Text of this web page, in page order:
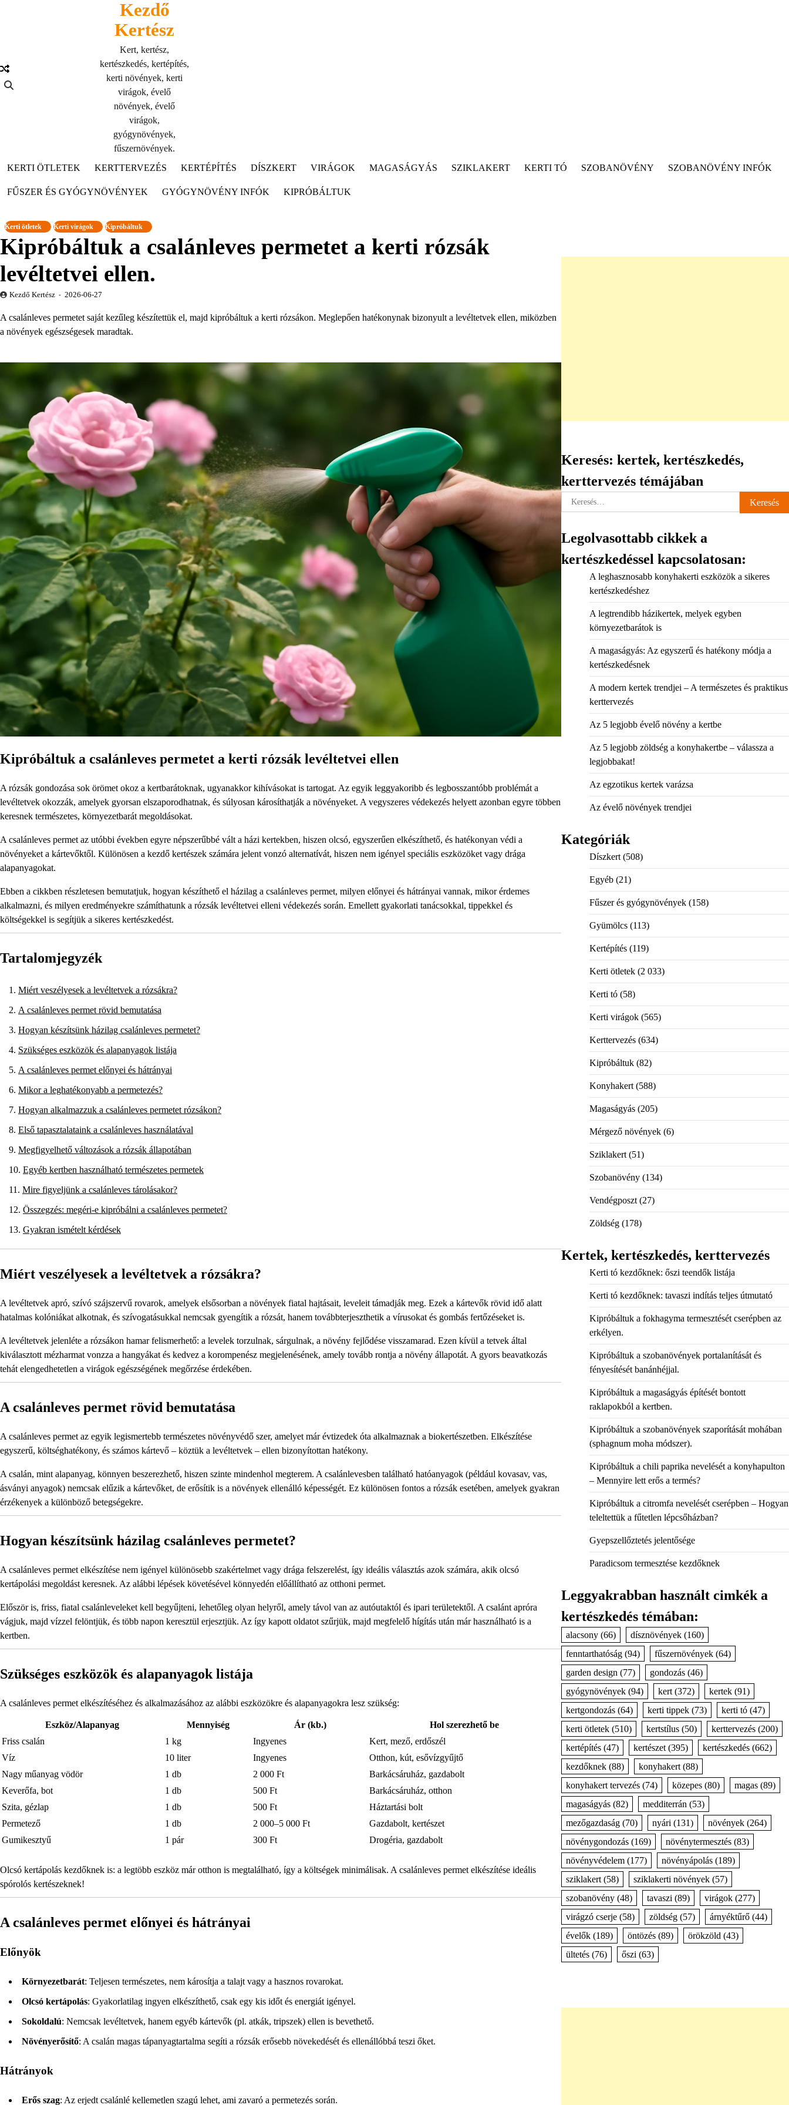
Kezdő
Kertész
Kert, kertész,
kertészkedés, kertépítés,
kerti növények, kerti
virágok, évelő
növények, évelő
virágok,
gyógynövények,
fűszernövények.
KERTI ÖTLETEK
KERTTERVEZÉS KERTÉPÍTÉS DÍSZKERT VIRÁGOK MAGASÁGYÁS SZIKLAKERT KERTI TÓ SZOBANÖVÉNY SZOBANÖVÉNY INFÓK
FŰSZER ÉS GYÓGYNÖVÉNYEK GYÓGYNÖVÉNY INFÓK KIPRÓBÁLTUK
Kerti ötletek Kerti virágok Kipróbáltuk
Kipróbáltuk a csalánleves permetet a kerti rózsák
levéltetvei ellen.
Kezdő Kertész 2026-06-27
A csalánleves permetet saját kezűleg készítettük el, majd kipróbáltuk a kerti rózsákon. Meglepően hatékonynak bizonyult a levéltetvek ellen, miközben
a növények egészségesek maradtak.
Kipróbáltuk a csalánleves permetet a kerti rózsák levéltetvei ellen
A rózsák gondozása sok örömet okoz a kertbarátoknak, ugyanakkor kihívásokat is tartogat. Az egyik leggyakoribb és legbosszantóbb problémát a
levéltetvek okozzák, amelyek gyorsan elszaporodhatnak, és súlyosan károsíthatják a növényeket. A vegyszeres védekezés helyett azonban egyre többen
keresnek természetes, környezetbarát megoldásokat.
A csalánleves permet az utóbbi években egyre népszerűbbé vált a házi kertekben, hiszen olcsó, egyszerűen elkészíthető, és hatékonyan védi a
növényeket a kártevőktől. Különösen a kezdő kertészek számára jelent vonzó alternatívát, hiszen nem igényel speciális eszközöket vagy drága
alapanyagokat.
Ebben a cikkben részletesen bemutatjuk, hogyan készíthető el házilag a csalánleves permet, milyen előnyei és hátrányai vannak, mikor érdemes
alkalmazni, és milyen eredményekre számíthatunk a rózsák levéltetvei elleni védekezés során. Emellett gyakorlati tanácsokkal, tippekkel és
költségekkel is segítjük a sikeres kertészkedést.
Tartalomjegyzék
Miért veszélyesek a levéltetvek a rózsákra?
A csalánleves permet rövid bemutatása
Hogyan készítsünk házilag csalánleves permetet?
Szükséges eszközök és alapanyagok listája
A csalánleves permet előnyei és hátrányai
Mikor a leghatékonyabb a permetezés?
Hogyan alkalmazzuk a csalánleves permetet rózsákon?
Első tapasztalataink a csalánleves használatával
Megfigyelhető változások a rózsák állapotában
Egyéb kertben használható természetes permetek
Mire figyeljünk a csalánleves tárolásakor?
Összegzés: megéri-e kipróbálni a csalánleves permetet?
Gyakran ismételt kérdések
Miért veszélyesek a levéltetvek a rózsákra?
A levéltetvek apró, szívó szájszervű rovarok, amelyek elsősorban a növények fiatal hajtásait, leveleit támadják meg. Ezek a kártevők rövid idő alatt
hatalmas kolóniákat alkotnak, és szívogatásukkal nemcsak gyengítik a rózsát, hanem továbbterjeszthetik a vírusokat és gombás fertőzéseket is.
A levéltetvek jelenléte a rózsákon hamar felismerhető: a levelek torzulnak, sárgulnak, a növény fejlődése visszamarad. Ezen kívül a tetvek által
kiválasztott mézharmat vonzza a hangyákat és kedvez a korompenész megjelenésének, amely tovább rontja a növény állapotát. A gyors beavatkozás
tehát elengedhetetlen a virágok egészségének megőrzése érdekében.
A csalánleves permet rövid bemutatása
A csalánleves permet az egyik legismertebb természetes növényvédő szer, amelyet már évtizedek óta alkalmaznak a biokertészetben. Elkészítése
egyszerű, költséghatékony, és számos kártevő – köztük a levéltetvek – ellen bizonyítottan hatékony.
A csalán, mint alapanyag, könnyen beszerezhető, hiszen szinte mindenhol megterem. A csalánlevesben található hatóanyagok (például kovasav, vas,
ásványi anyagok) nemcsak elűzik a kártevőket, de erősítik is a növények ellenálló képességét. Ez különösen fontos a rózsák esetében, amelyek gyakran
érzékenyek a különböző betegségekre.
Hogyan készítsünk házilag csalánleves permetet?
A csalánleves permet elkészítése nem igényel különösebb szakértelmet vagy drága felszerelést, így ideális választás azok számára, akik olcsó
kertápolási megoldást keresnek. Az alábbi lépések követésével könnyedén előállítható az otthoni permet.
Először is, friss, fiatal csalánleveleket kell begyűjteni, lehetőleg olyan helyről, amely távol van az autóutaktól és ipari területektől. A csalánt apróra
vágjuk, majd vízzel felöntjük, és több napon keresztül erjesztjük. Az így kapott oldatot szűrjük, majd megfelelő hígítás után már használható is a
kertben.
Szükséges eszközök és alapanyagok listája
A csalánleves permet elkészítéséhez és alkalmazásához az alábbi eszközökre és alapanyagokra lesz szükség:
Eszköz/Alapanyag Mennyiség Ár (kb.)
Hol szerezhető be
Friss csalán
1 kg Ingyenes
Kert, mező, erdőszél
Víz
10 liter Ingyenes
Otthon, kút, esővízgyűjtő
Nagy műanyag vödör
1 db 2 000 Ft
Barkácsáruház, gazdabolt
Keverőfa, bot
1 db 500 Ft
Barkácsáruház, otthon
Szita, gézlap
1 db 500 Ft
Háztartási bolt
Permetező
1 db 2 000–5 000 Ft
Gazdabolt, kertészet
Gumikesztyű
1 pár 300 Ft Drogéria, gazdabolt
Olcsó kertápolás kezdőknek is: a legtöbb eszköz már otthon is megtalálható, így a költségek minimálisak. A csalánleves permet elkészítése ideális
spórolós kertészeknek!
A csalánleves permet előnyei és hátrányai
Előnyök
Környezetbarát: Teljesen természetes, nem károsítja a talajt vagy a hasznos rovarokat.
Olcsó kertápolás: Gyakorlatilag ingyen elkészíthető, csak egy kis időt és energiát igényel.
Sokoldalú: Nemcsak levéltetvek, hanem egyéb kártevők (pl. atkák, tripszek) ellen is bevethető.
Növényerősítő: A csalán magas tápanyagtartalma segíti a rózsák erősebb növekedését és ellenállóbbá teszi őket.
Hátrányok
Erős szag: Az erjedt csalánlé kellemetlen szagú lehet, ami zavaró a permetezés során.
Keresés: kertek, kertészkedés,
kerttervezés témájában
Keresés:
Legolvasottabb cikkek a
kertészkedéssel kapcsolatosan:
A leghasznosabb konyhakerti eszközök a sikeres
kertészkedéshez
A legtrendibb házikertek, melyek egyben
környezetbarátok is
A magaságyás: Az egyszerű és hatékony módja a
kertészkedésnek
A modern kertek trendjei – A természetes és praktikus
kerttervezés
Az 5 legjobb évelő növény a kertbe
Az 5 legjobb zöldség a konyhakertbe – válassza a
legjobbakat!
Az egzotikus kertek varázsa
Az évelő növények trendjei
Kategóriák
Díszkert(508)
Egyéb(21)
Fűszer és gyógynövények(158)
Gyümölcs(113)
Kertépítés(119)
Kerti ötletek(2 033)
Kerti tó(58)
Kerti virágok(565)
Kerttervezés(634)
Kipróbáltuk(82)
Konyhakert(588)
Magaságyás(205)
Mérgező növények(6)
Sziklakert(51)
Szobanövény(134)
Vendégposzt(27)
Zöldség(178)
Kertek, kertészkedés, kerttervezés
Kerti tó kezdőknek: őszi teendők listája
Kerti tó kezdőknek: tavaszi indítás teljes útmutató
Kipróbáltuk a fokhagyma termesztését cserépben az
erkélyen.
Kipróbáltuk a szobanövények portalanítását és
fényesítését banánhéjjal.
Kipróbáltuk a magaságyás építését bontott
raklapokból a kertben.
Kipróbáltuk a szobanövények szaporítását mohában
(sphagnum moha módszer).
Kipróbáltuk a chili paprika nevelését a konyhapulton
– Mennyire lett erős a termés?
Kipróbáltuk a citromfa nevelését cserépben – Hogyan
teleltettük a fűtetlen lépcsőházban?
Gyepszellőztetés jelentősége
Paradicsom termesztése kezdőknek
Leggyakrabban használt cimkék a
kertészkedés témában:
alacsony(66) dísznövények(160)
fenntarthatóság(94) fűszernövények(64)
garden design (77) gondozás(46)
gyógynövények(94) kert(372) kertek(91)
kertgondozás(64) kerti tippek(73) kerti tó(47)
kerti ötletek(510) kertstílus(50) kerttervezés(200)
kertépítés(47) kertészet(395) kertészkedés(662)
kezdőknek(88) konyhakert(88)
konyhakert tervezés(74) közepes(80) magas(89)
magaságyás(82) medditerrán (53)
mezőgazdaság(70) nyári (131) növények(264)
növénygondozás(169) növénytermesztés(83)
növényvédelem(177) növényápolás(189)
sziklakert(58) sziklakerti növények(57)
szobanövény(48) tavaszi (89) virágok(277)
virágzó cserje(58) zöldség(57) árnyéktűrő(44)
évelők(189) öntözés(89) örökzöld (43)
ültetés(76) őszi (63)